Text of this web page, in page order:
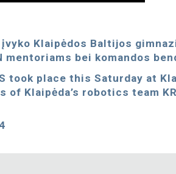
įvyko Klaipėdos Baltijos
mentoriams bei komandos
took place this Saturday at
Klaipėda’s robotics team